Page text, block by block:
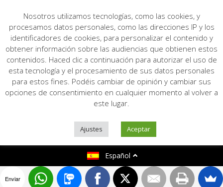
Español
Nosotros utilizamos tecnologías, como las cookies, y
procesamos datos personales, como las direcciones IP y los
identificadores de cookies, para personalizar el contenido y
obtener información sobre las audiencias que obtienen estos
contenidos. Haced clic a continuación para autorizar el uso de
esta tecnología y el procesamiento de sus datos personales
para estos fines. Podéis cambiar de opinión y cambiar sus
opciones de consentimiento en cualquier momento al volver a
este lugar.
Ajustes Aceptar
Enviar